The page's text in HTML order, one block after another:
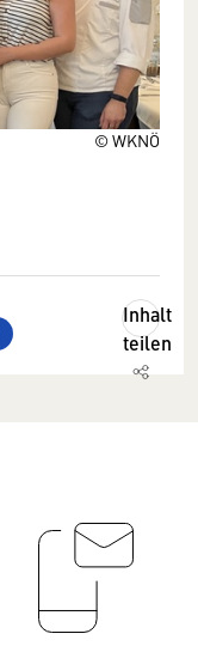
© WKNÖ
Inhalt
teilen